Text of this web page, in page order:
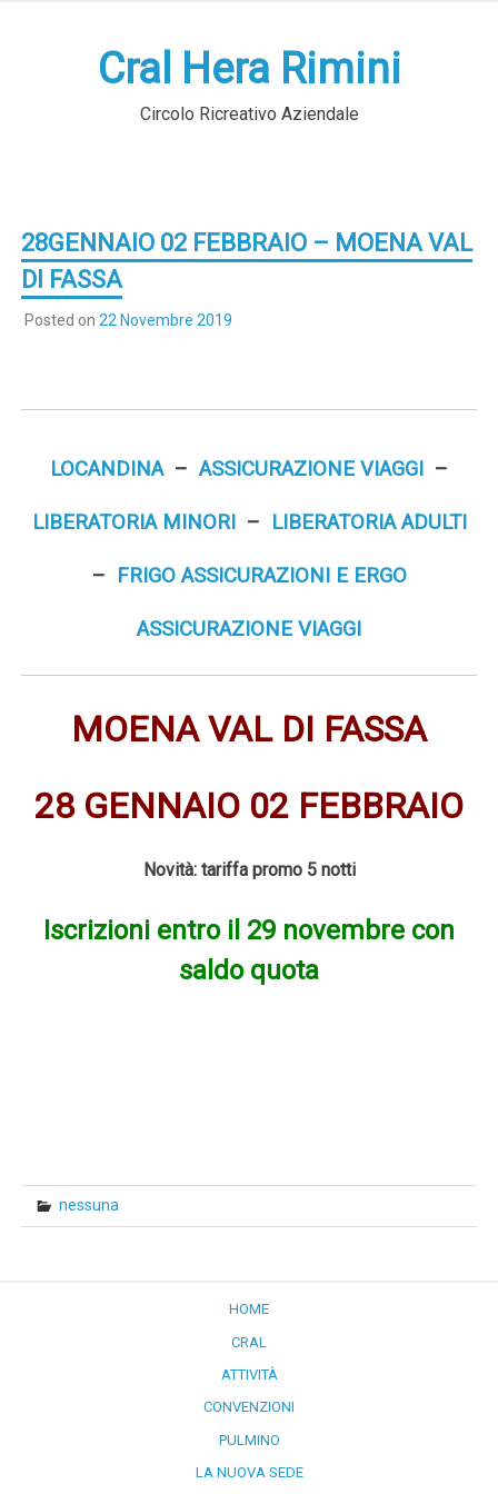
Cral Hera Rimini
Circolo Ricreativo Aziendale
28GENNAIO 02 FEBBRAIO – MOENA VAL
DI FASSA
Posted on 22 Novembre 2019
LOCANDINA–ASSICURAZIONE VIAGGI –
LIBERATORIA MINORI– LIBERATORIA ADULTI
– FRIGO ASSICURAZIONI E ERGO
ASSICURAZIONE VIAGGI
MOENA VAL DI FASSA
28 GENNAIO 02 FEBBRAIO
Novità: tariffa promo 5 notti
Iscrizioni entro il 29 novembre con
saldo quota
nessuna
HOME
CRAL
ATTIVITÀ
CONVENZIONI
PULMINO
LA NUOVA SEDE